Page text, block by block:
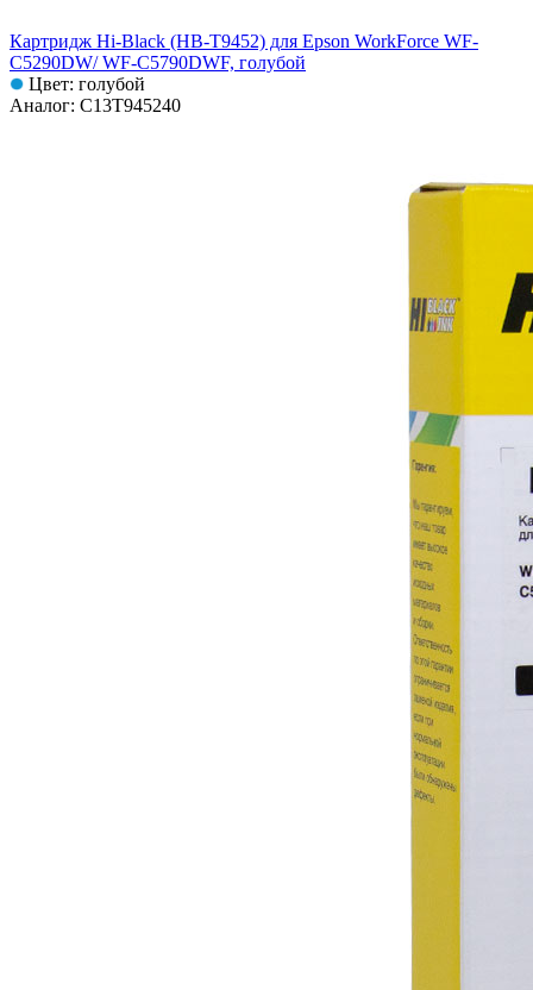
Картридж Hi-Black (HB-T9452) для Epson WorkForce WF-
C5290DW/ WF-C5790DWF, голубой
Цвет: голубой
Аналог: C13T945240